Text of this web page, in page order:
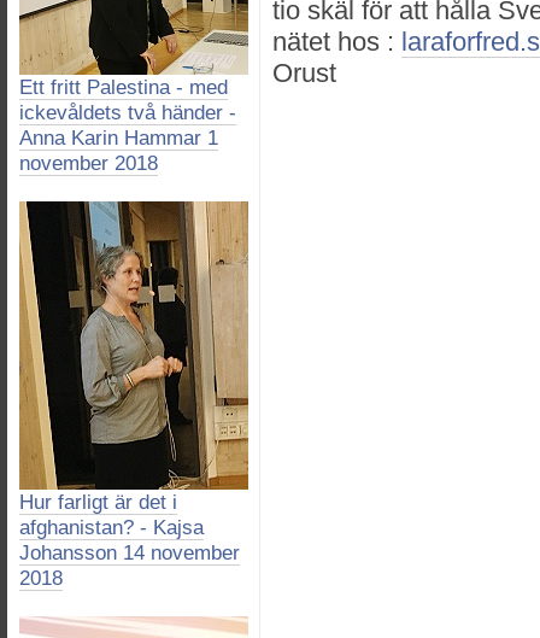
Ett fritt Palestina - med
ickevåldets två händer -
Anna Karin Hammar 1
november 2018
Hur farligt är det i
afghanistan? - Kajsa
Johansson 14 november
2018
tio skäl för att hålla
nätet hos :
Orust